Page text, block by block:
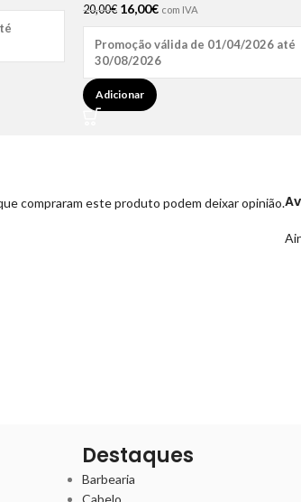
20,00€ 16,00€ com IVA
Promoção válida de 01/04/2026 até
30/08/2026
Adicionar
compraram este produto podem deixar opinião.
Destaques
Barbearia
Cabelo